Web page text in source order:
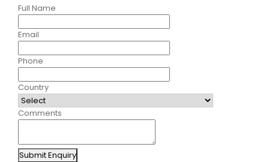
Full Name
Email
Phone
Country
Comments
Submit Enquiry